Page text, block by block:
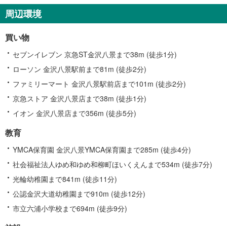
区
に
す
る
周辺環境
買い物
セブンイレブン 京急ST金沢八景まで38m (徒歩1分)
ローソン 金沢八景駅前まで81m (徒歩2分)
ファミリーマート 金沢八景駅前店まで101m (徒歩2分)
京急ストア 金沢八景店まで38m (徒歩1分)
イオン 金沢八景店まで356m (徒歩5分)
教育
YMCA保育園 金沢八景YMCA保育園まで285m (徒歩4分)
社会福祉法人ゆめ和ゆめ和柳町ほいくえんまで534m (徒歩7分)
光輪幼稚園まで841m (徒歩11分)
公認金沢大道幼稚園まで910m (徒歩12分)
市立六浦小学校まで694m (徒歩9分)